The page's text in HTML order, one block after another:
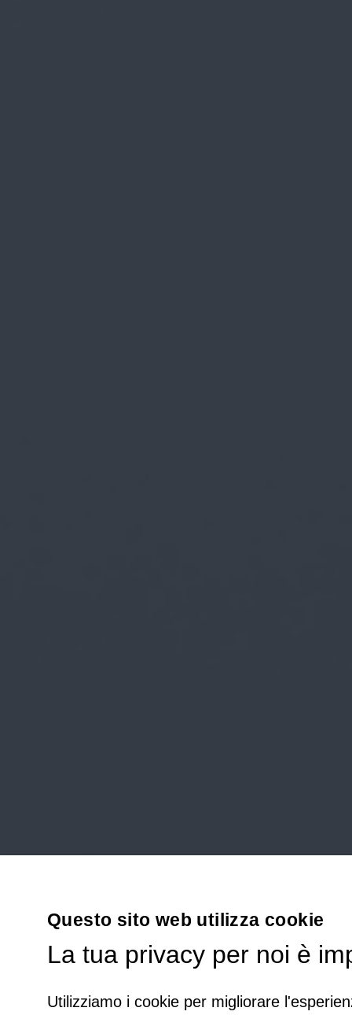
Questo sito web utilizza cookie
La tua privacy per noi è
Utilizziamo i cookie per migliorare